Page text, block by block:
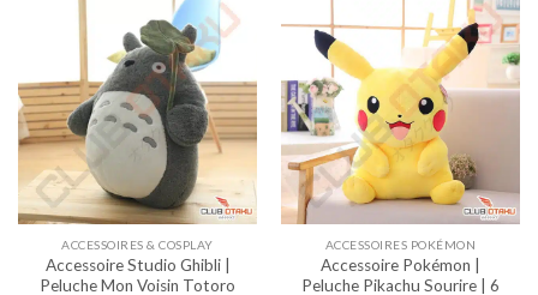
ACCESSOIRES & COSPLAY
Accessoire Studio Ghibli |
Peluche Mon Voisin Totoro
ACCESSOIRES POKÉMON
Accessoire Pokémon |
Peluche Pikachu Sourire | 6